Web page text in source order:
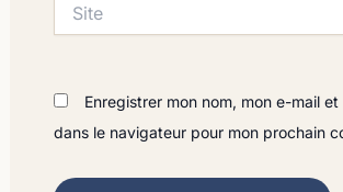
Enregistrer mon nom, mon e-mail et
dans le navigateur pour mon prochain